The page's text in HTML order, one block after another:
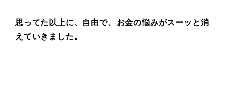
思ってた以上に、自由で、お金の悩みがスーッと消
えていきました。